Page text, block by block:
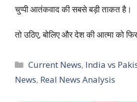
चुप्पी आतंकवाद की सबसे बड़ी ताकत है।
तो उठिए, बोलिए और देश की आत्मा को
Categories
Current News, India vs
News, Real News Analysis